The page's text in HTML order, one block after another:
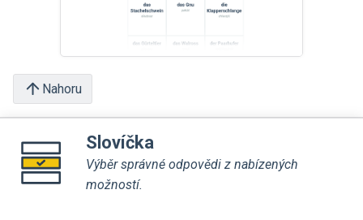
Nahoru
Slovíčka
Výběr správné odpovědi z nabízených
možností.